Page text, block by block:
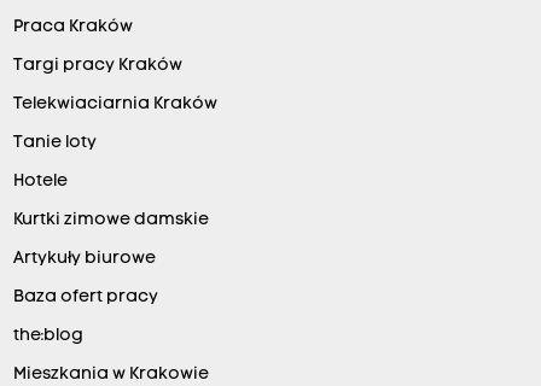
Praca Kraków
Targi pracy Kraków
Telekwiaciarnia Kraków
Tanie loty
Hotele
Kurtki zimowe damskie
Artykuły biurowe
Baza ofert pracy
the:blog
Mieszkania w Krakowie